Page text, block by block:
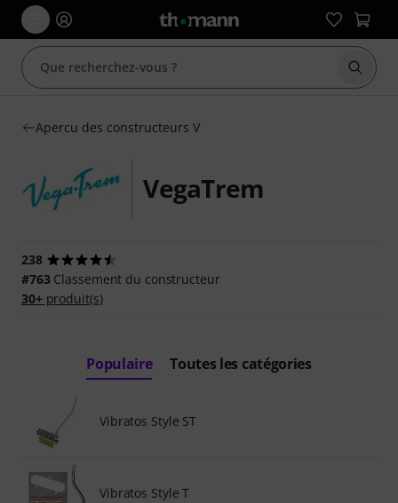
Apercu des constructeurs V
VegaTrem
238
#763Classement du constructeur
30+produit(s)
Populaire Toutes les catégories
Vibratos Style ST
Vibratos Style T